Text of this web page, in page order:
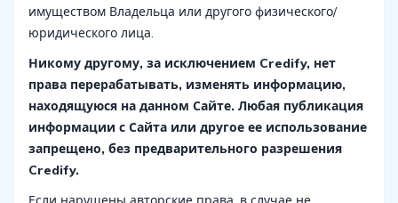
имуществом Владельца или другого физического/
юридического лица.
Никому другому, за исключением Credify, нет
права перерабатывать, изменять информацию,
находящуюся на данном Сайте. Любая публикация
информации с Сайта или другое ее использование
запрещено, без предварительного разрешения
Credify.